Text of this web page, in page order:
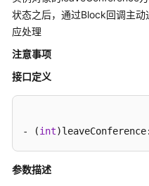
IdeaShare
SDK
状态之后，通过Block回调主
应处理
注意事项
接口定义
- (int
参数描述